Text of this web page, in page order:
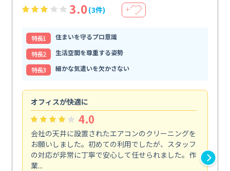
3.0(3件) ＋
特⻑1
住まいを守るプロ意識
特⻑2
生活空間を尊重する姿勢
特⻑3
細かな気遣いを欠かさない
オフィスが快適に
4.0
会社の天井に設置されたエアコンのクリーニングを
お願いしました。初めての利用でしたが、スタッフ
の対応が非常に丁寧で安心して任せられました。作
業...